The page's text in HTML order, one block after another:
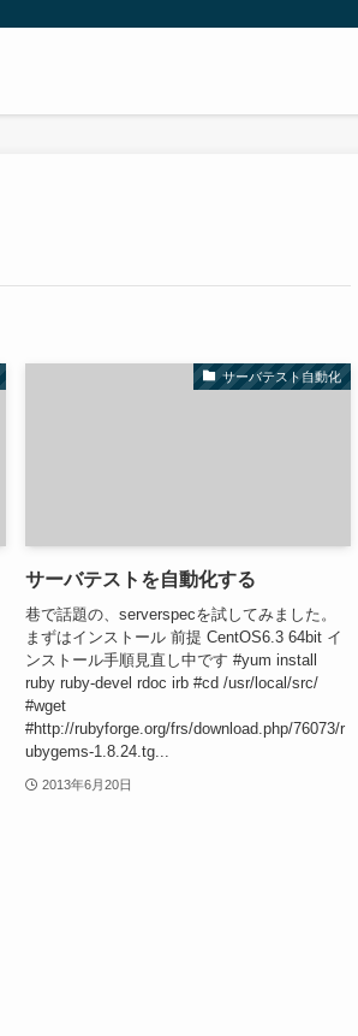
サーバテスト自動化
サーバテストを自動化する
巷で話題の、serverspecを試してみました。
まずはインストール 前提 CentOS6.3 64bit イ
ンストール手順見直し中です #yum install
ruby ruby-devel rdoc irb #cd /usr/local/src/
#wget
#http://rubyforge.org/frs/download.php/76073/r
ubygems-1.8.24.tg...
2013年6月20日